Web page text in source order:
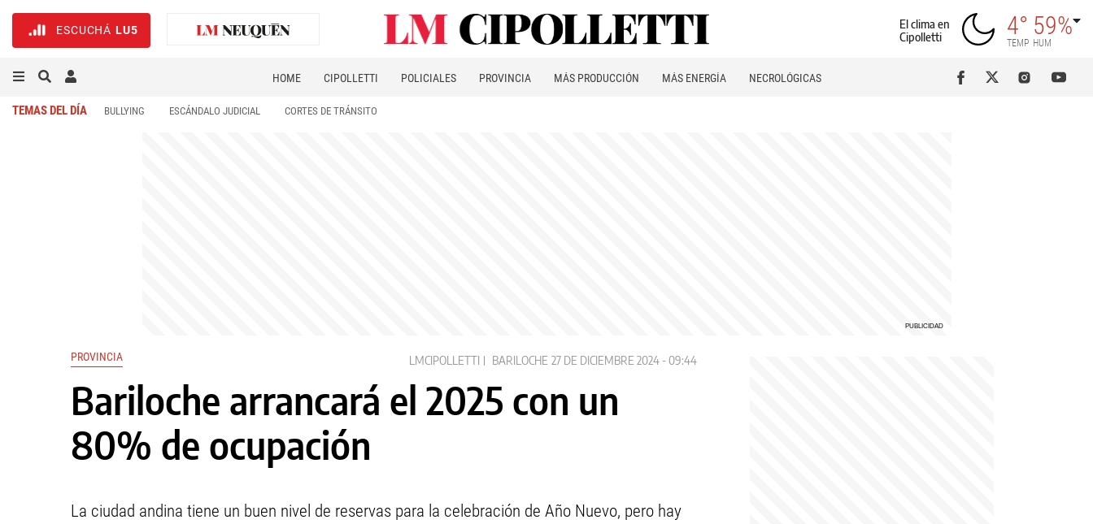
ESCUCHÁ LU5
El clima en
Cipolletti
4°
TEMP
59%
HUM
HOME CIPOLLETTI POLICIALES PROVINCIA MÁS PRODUCCIÓN MÁS ENERGÍA NECROLÓGICAS
TEMAS DEL DÍA BULLYING ESCÁNDALO JUDICIAL CORTES DE TRÁNSITO
PROVINCIA LMCIPOLLETTI BARILOCHE 27 DE DICIEMBRE 2024 - 09:44
Bariloche arrancará el 2025 con un
80% de ocupación
La ciudad andina tiene un buen nivel de reservas para la celebración de Año Nuevo, pero hay